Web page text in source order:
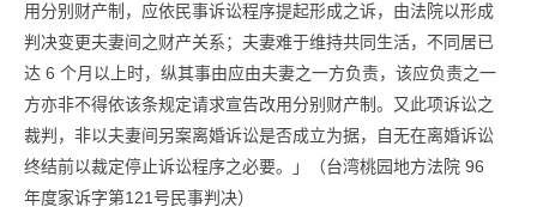
用分别财产制，应依民事诉讼程序提起形成之诉，由法院以形成
判决变更夫妻间之财产关系；夫妻难于维持共同生活，不同居已
达 6 个月以上时，纵其事由应由夫妻之一方负责，该应负责之一
方亦非不得依该条规定请求宣告改用分别财产制。又此项诉讼之
裁判，非以夫妻间另案离婚诉讼是否成立为据，自无在离婚诉讼
终结前以裁定停止诉讼程序之必要。」（台湾桃园地方法院 96
年度家诉字第121号民事判决）